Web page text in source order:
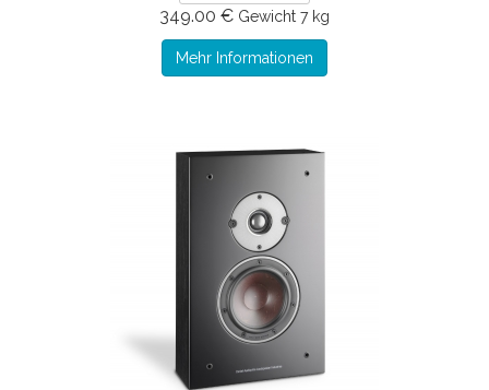
349.00 € Gewicht 7 kg
Mehr Informationen